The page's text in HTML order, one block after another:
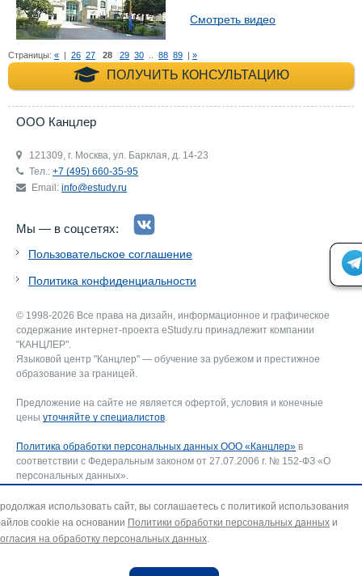
Смотреть видео
Страницы: « | 26 27 28 29 30 88 89 | »
ПОЛУЧИТЬ КОНСУЛЬТАЦИЮ
+7 (495) 660-35-
ООО Канцлер
121309, г. Москва, ул. Барклая, д. 14-23
Тел.: +7 (495) 660-35-95
Email: info@estudy.ru
Мы — в соцсетях:
Пользовательское соглашение
Политика конфиденциальности
© 1998-2026 Все права на дизайн, информационное и графическое
содержание интернет-проекта eStudy.ru принадлежит компании
"КАНЦЛЕР".
Языковой центр "Канцлер" — обучение за рубежом и престижное
образование за границей.
Предложение на сайте не является офертой, условия и конечные
цены уточняйте у специалистов
Политика обработки персональных данных ООО «Канцлер» в
соответствии с Федеральным законом от 27.07.2006 г. № 152-ФЗ «О
персональных данных».
соглашение на обработку персональных данных и использование
файлов cookie. В случае несогласия — покиньте сайт.
Для отзыва согласия на обработку персональных данных направьте
использовать сайт, вы соглашаетесь с политикой использования
cookie на основании Политики обработки персональных данных и
на обработку персональных данных.